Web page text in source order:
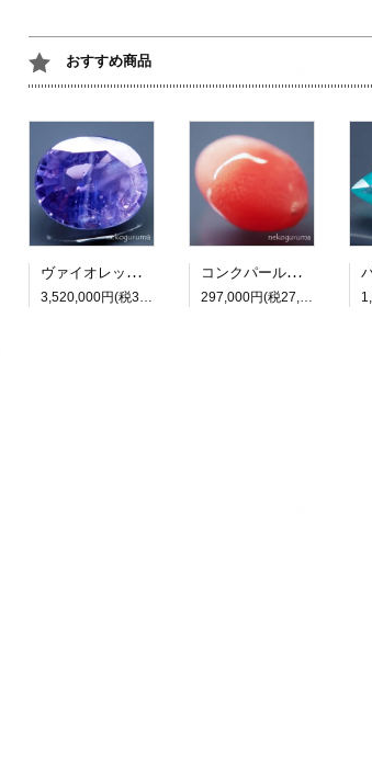
おすすめ商品
ヴァイオレットサファイア：7.418ct（非加熱：中宝研鑑別書付属）
3,520,000円(税320,000円)
コンクパール：0.990ct（中央宝石研究所鑑別書付属）
297,000円(税27,000円)